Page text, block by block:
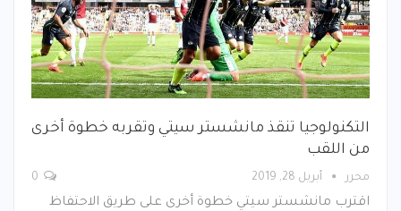
التكنولوجيا تنقذ مانشستر سيتي وتقربه خطوة أخرى
من اللقب
محرر أبريل 28, 2019
اقترب مانشستر سيتي خطوة أخرى على طريق الاحتفاظ